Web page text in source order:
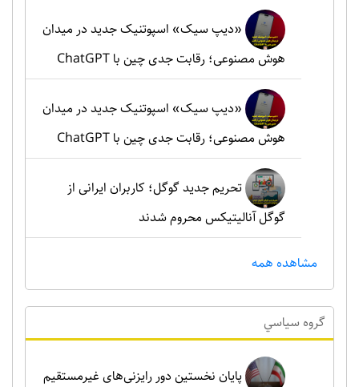
«دیپ سیک» اسپوتنیک جدید در میدان
هوش مصنوعی؛ رقابت جدی چین با ChatGPT
«دیپ سیک» اسپوتنیک جدید در میدان
هوش مصنوعی؛ رقابت جدی چین با ChatGPT
تحریم جدید گوگل؛ کاربران ایرانی از
گوگل آنالیتیکس محروم شدند
مشاهده همه
گروه سياسي
پایان نخستین دور رایزنی‌های غیرمستقیم